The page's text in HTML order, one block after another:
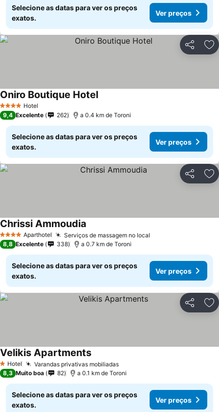
Selecione as datas para ver os preços
exatos.
Ver preços
Partilhar
4 EstrelasHotel
Oniro Boutique Hotel
9,4 Excelente 262 a 0.4 km de Toroni
Selecione as datas para ver os preços
exatos.
Ver preços
Partilhar
4 EstrelasAparthotel Serviços de massagem no local
Chrissi Ammoudia
8,8 Excelente 338 a 0.7 km de Toroni
Selecione as datas para ver os preços
exatos.
Ver preços
Partilhar
1 Estrelas
Hotel Varandas privativas mobiliadas
Velikis Apartments
8,3 Muito boa 82 a 0.1 km de Toroni
Selecione as datas para ver os preços
exatos.
Ver preços